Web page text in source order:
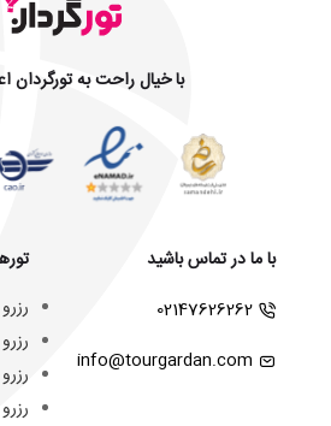
با خیال راحت به تورگردان
با ما در تماس باشید
02147626262
info@tourgardan.com